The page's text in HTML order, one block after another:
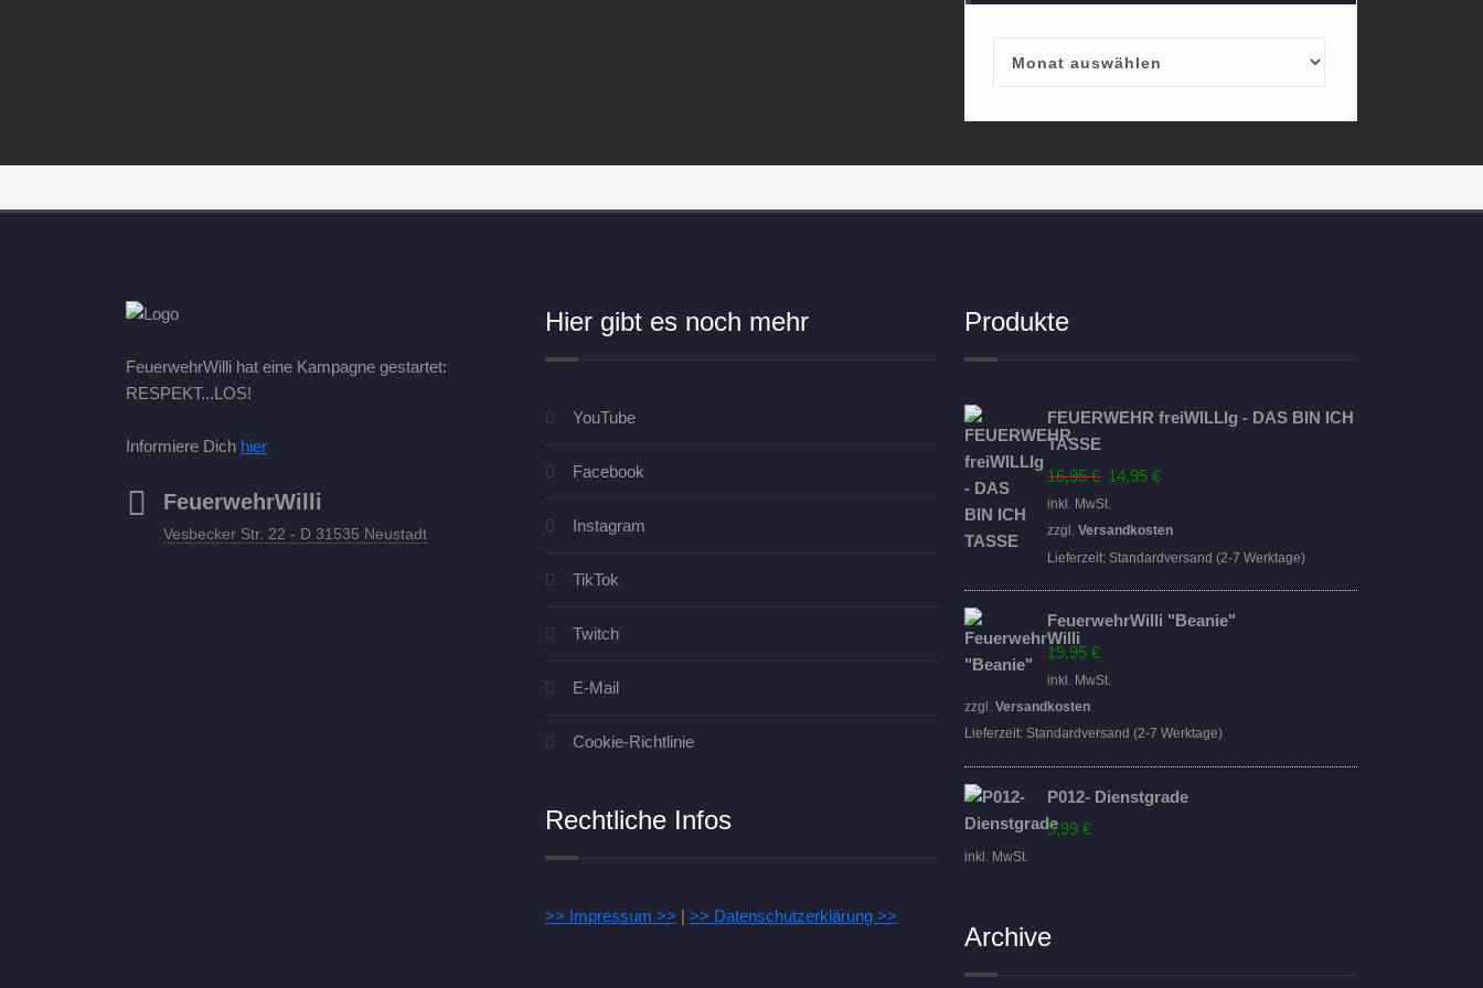
FeuerwehrWilli hat eine Kampagne gestartet:
RESPEKT...LOS!
Informiere Dich hier
FeuerwehrWilli
Vesbecker Str. 22 - D 31535 Neustadt
Hier gibt es noch mehr
YouTube
Facebook
Instagram
TikTok
Twitch
E-Mail
Cookie-Richtlinie
Rechtliche Infos
>> Impressum >> | >> Datenschutzerklärung >>
Produkte
FEUERWEHR freiWILLIg - DAS BIN ICH
TASSE
16,95€ Ursprünglicher
Preis
war:
16,95 €
14,95 €
ist:
14,95 €.
inkl. MwSt.
zzgl. Versandkosten
Lieferzeit: Standardversand (2-7 Werktage)
FeuerwehrWilli "Beanie"
19,95 €
inkl. MwSt.
zzgl. Versandkosten
Lieferzeit: Standardversand (2-7 Werktage)
P012- Dienstgrade
5,99 €
inkl. MwSt.
Archive